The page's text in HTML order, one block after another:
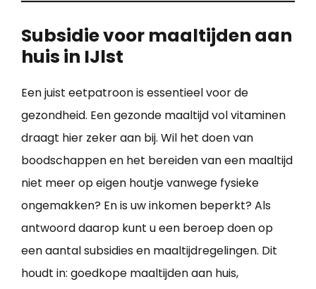
Subsidie voor maaltijden aan
huis in IJlst
Een juist eetpatroon is essentieel voor de
gezondheid. Een gezonde maaltijd vol vitaminen
draagt hier zeker aan bij. Wil het doen van
boodschappen en het bereiden van een maaltijd
niet meer op eigen houtje vanwege fysieke
ongemakken? En is uw inkomen beperkt? Als
antwoord daarop kunt u een beroep doen op
een aantal subsidies en maaltijdregelingen. Dit
houdt in: goedkope maaltijden aan huis,